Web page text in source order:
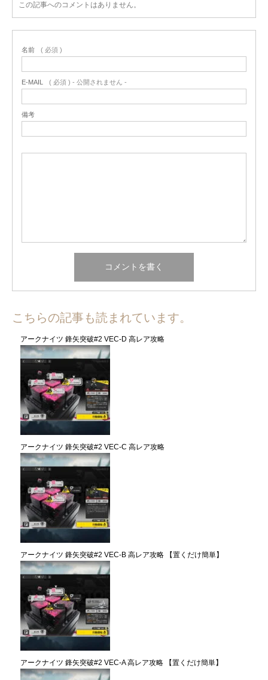
この記事へのコメントはありません。
名前 ( 必須 )
E-MAIL ( 必須 ) - 公開されません -
備考
こちらの記事も読まれています。
アークナイツ 鋒矢突破#2 VEC-D 高レア攻略
アークナイツ 鋒矢突破#2 VEC-C 高レア攻略
アークナイツ 鋒矢突破#2 VEC-B 高レア攻略 【置くだけ簡単】
アークナイツ 鋒矢突破#2 VEC-A 高レア攻略 【置くだけ簡単】